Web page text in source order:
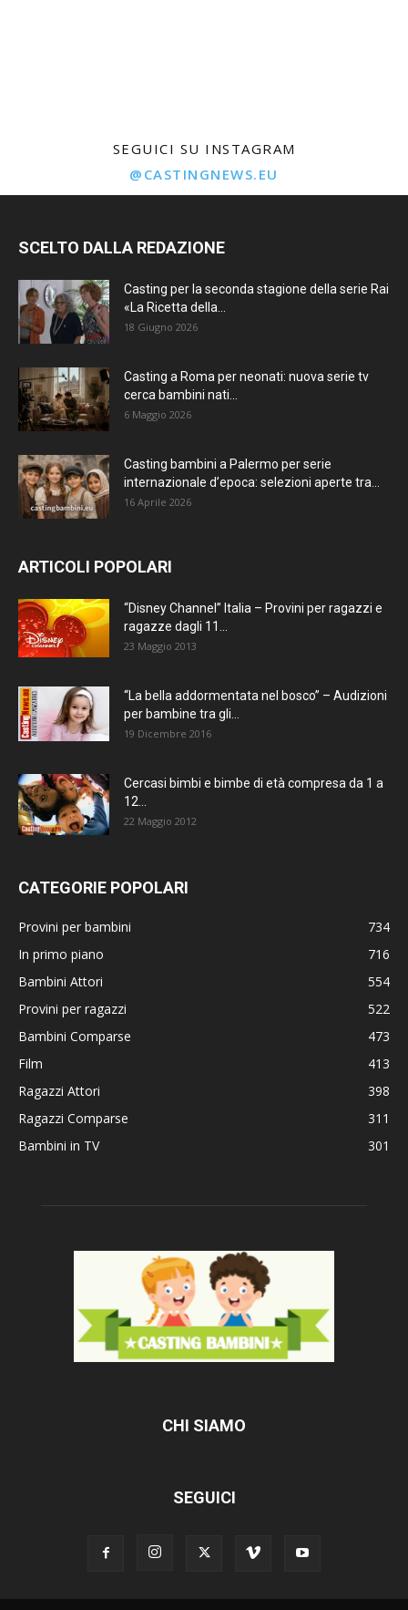
SEGUICI SU INSTAGRAM
@CASTINGNEWS.EU
SCELTO DALLA REDAZIONE
Casting per la seconda stagione della serie Rai
«La Ricetta della...
18 Giugno 2026
Casting a Roma per neonati: nuova serie tv
cerca bambini nati...
6 Maggio 2026
Casting bambini a Palermo per serie
internazionale d’epoca: selezioni aperte tra...
16 Aprile 2026
ARTICOLI POPOLARI
“Disney Channel” Italia – Provini per ragazzi e
ragazze dagli 11...
23 Maggio 2013
“La bella addormentata nel bosco” – Audizioni
per bambine tra gli...
19 Dicembre 2016
Cercasi bimbi e bimbe di età compresa da 1 a
12...
22 Maggio 2012
CATEGORIE POPOLARI
Provini per bambini
734
In primo piano
716
Bambini Attori
554
Provini per ragazzi
522
Bambini Comparse
473
Film
413
Ragazzi Attori
398
Ragazzi Comparse
311
Bambini in TV
301
CHI SIAMO
SEGUICI